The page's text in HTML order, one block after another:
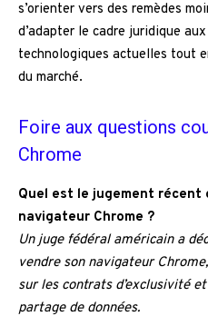
s’orienter vers des remèdes
d’adapter le cadre juridique
technologiques actuelles tout
du marché.
Foire aux questions
Chrome
Quel est le jugement récent
navigateur Chrome ?
Un juge fédéral américain a
vendre son navigateur
sur les contrats d’exclusivité
partage de données.